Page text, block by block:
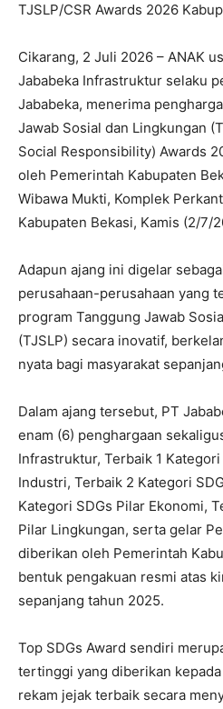
TJSLP/CSR Awards 2026
Cikarang, 2 Juli 2026 – ANAK
Jababeka Infrastruktur selaku
Jababeka, menerima
Jawab Sosial dan Lingkungan
Social Responsibility) Awards
oleh Pemerintah Kabupaten
Wibawa Mukti, Komplek
Kabupaten Bekasi, Kamis (2/7/
Adapun ajang ini digelar
perusahaan-perusahaan yang
program Tanggung Jawab
(TJSLP) secara inovatif,
nyata bagi masyarakat
Dalam ajang tersebut, PT
enam (6) penghargaan
Infrastruktur, Terbaik 1
Industri, Terbaik 2 Kategori
Kategori SDGs Pilar Ekonomi,
Pilar Lingkungan, serta gelar
diberikan oleh Pemerintah
bentuk pengakuan resmi atas
sepanjang tahun 2025.
Top SDGs Award sendiri
tertinggi yang diberikan
rekam jejak terbaik secara